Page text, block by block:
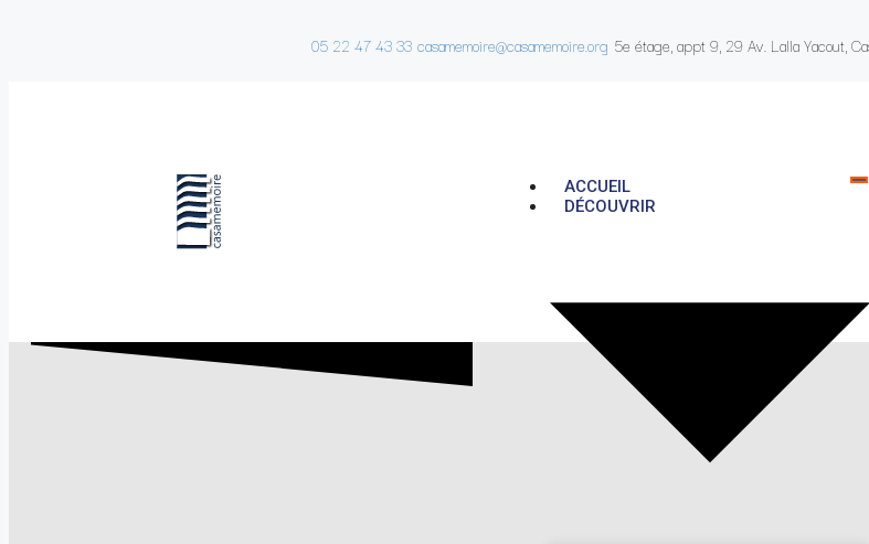
05 22 47 43 33 casamemoire@casamemoire.org 5e étage, appt 9, 29 Av. Lalla Yacout,
ACCUEIL
DÉCOUVRIR